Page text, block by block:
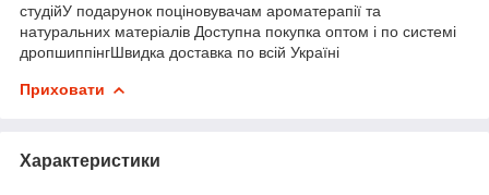
студійУ подарунок поціновувачам ароматерапії та
натуральних матеріалів Доступна покупка оптом і по системі
дропшиппінгШвидка доставка по всій Україні
Приховати
Характеристики